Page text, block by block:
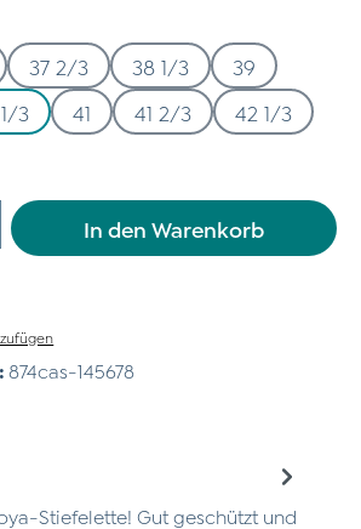
37 2/3 38 1/3
39
3 41 41 2/3
42 1/3
Gib den gewünschten
In den Warenkorb
874cas-145678
Stiefelette! Gut geschützt und